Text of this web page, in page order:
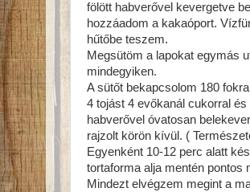
fölött habverővel kevergetve
hozzáadom a kakaóport.
hűtőbe teszem.
Megsütöm a lapokat egymás
mindegyiken.
A sütőt bekapcsolom 180
4 tojást 4 evőkanál cukorral
habverővel óvatosan
rajzolt körön kívül. (
Egyenként 10-12 perc alatt
tortaforma alja mentén pontos
Mindezt elvégzem megint a